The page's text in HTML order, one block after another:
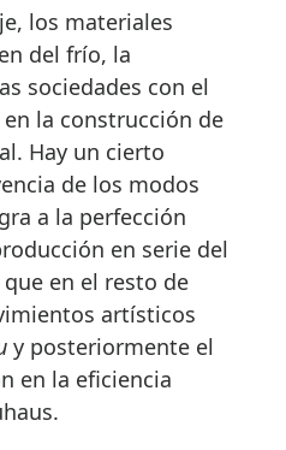
los materiales
del frío, la
sociedades con el
la construcción de
Hay un cierto
de los modos
a la perfección
en serie del
en el resto de
artísticos
y posteriormente el
en la eficiencia